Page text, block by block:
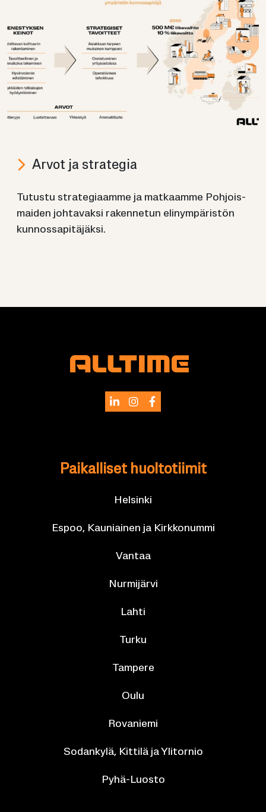
Arvot ja stra­te­gia
Tu­tus­tu stra­te­gi­aam­me ja mat­kaam­me Poh­jois­
mai­den joh­ta­vak­si ra­ken­ne­tun eli­nym­pä­ris­tön
kun­nos­sa­pi­tä­jäk­si.
Pai­kal­li­set huol­to­tii­mit
Hel­sin­ki
Espoo, Kau­niai­nen ja Kirk­ko­num­mi
Van­taa
Nur­mi­jär­vi
Lahti
Turku
Tam­pe­re
Oulu
Ro­va­nie­mi
So­dan­ky­lä, Kit­ti­lä ja Yli­tor­nio
Pyhä-​Luosto